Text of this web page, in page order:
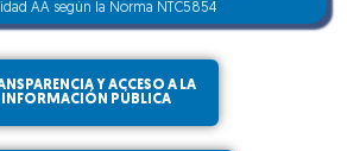
AA según la Norma NTC5854
Y ACCESO A LA
INFORMACIÓN PÚBLICA